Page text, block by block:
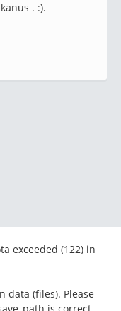
. :).
exceeded (122) in
data (files). Please